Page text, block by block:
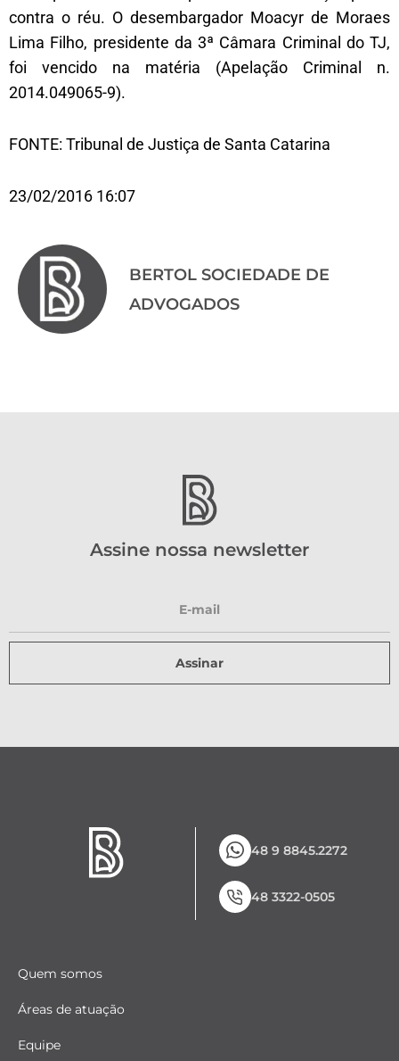
contra o réu. O desembargador Moacyr de Moraes
Lima Filho, presidente da 3ª Câmara Criminal do TJ,
foi vencido na matéria (Apelação Criminal n.
2014.049065-9).
FONTE: Tribunal de Justiça de Santa Catarina
23/02/2016 16:07
BERTOL SOCIEDADE DE
ADVOGADOS
Assine nossa newsletter
Assinar
48 9 8845.2272
48 3322-0505
Quem somos
Áreas de atuação
Equipe